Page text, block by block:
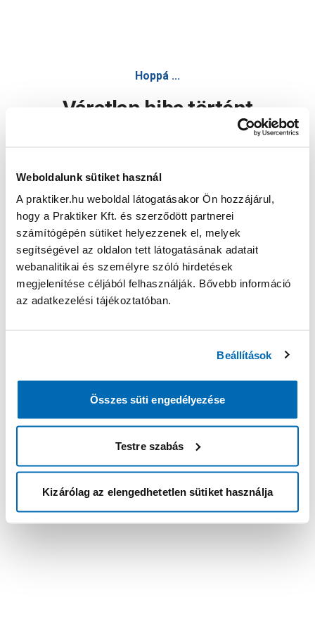
Weboldalunk sütiket használ
A praktiker.hu weboldal látogatásakor Ön hozzájárul,
hogy a Praktiker Kft. és szerződött partnerei
számítógépén sütiket helyezzenek el, melyek
segítségével az oldalon tett látogatásának adatait
webanalitikai és személyre szóló hirdetések
megjelenítése céljából felhasználják. Bővebb információ
az adatkezelési tájékoztatóban.
Beállítások
Összes süti engedélyezése
Testre szabás
Kizárólag az elengedhetetlen sütiket használja
Hoppá ...
Váratlan hiba történt
Oldal újratöltése